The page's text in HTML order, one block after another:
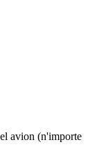
avion (n'importe